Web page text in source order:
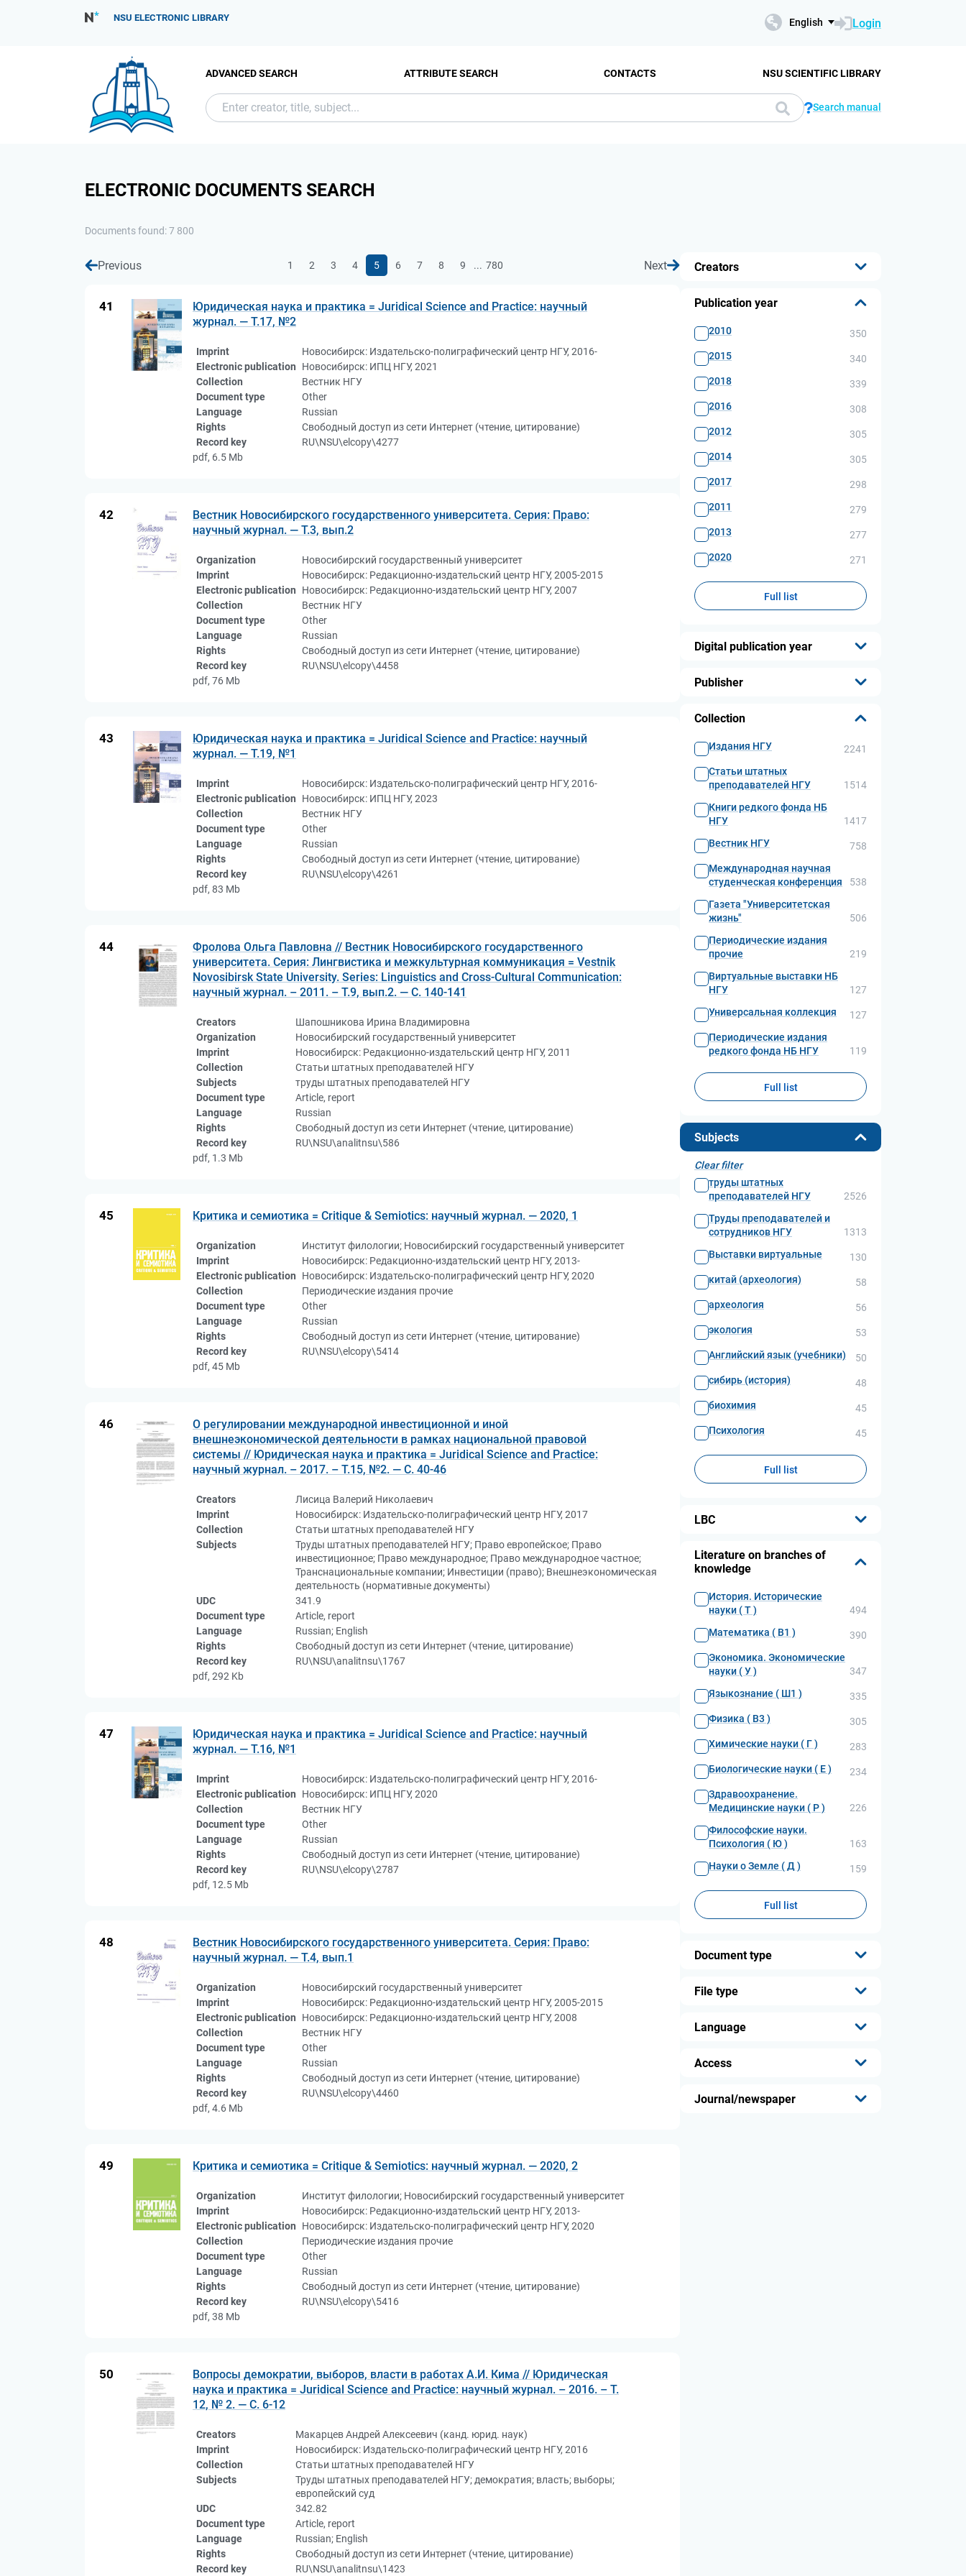
NSU ELECTRONIC LIBRARY English Login
ADVANCED SEARCH ATTRIBUTE SEARCH CONTACTS NSU SCIENTIFIC LIBRARY
Search manual
ELECTRONIC DOCUMENTS SEARCH
Documents found: 7 800
Previous 1 2 3 4 5 6 7 8 9 ... 780 Next
41
Юридическая наука и практика = Juridical Science and Practice: научный
журнал. — Т.17, №2
Imprint
Новосибирск: Издательско-полиграфический центр НГУ, 2016-
Electronic publication
Новосибирск: ИПЦ НГУ, 2021
Collection
Вестник НГУ
Document type
Other
Language
Russian
Rights
Свободный доступ из сети Интернет (чтение, цитирование)
Record key
RU\NSU\elcopy\4277
pdf, 6.5 Mb
42
Вестник Новосибирского государственного университета. Серия: Право:
научный журнал. — Т.3, вып.2
Organization
Новосибирский государственный университет
Imprint
Новосибирск: Редакционно-издательский центр НГУ, 2005-2015
Electronic publication
Новосибирск: Редакционно-издательский центр НГУ, 2007
Collection
Вестник НГУ
Document type
Other
Language
Russian
Rights
Свободный доступ из сети Интернет (чтение, цитирование)
Record key
RU\NSU\elcopy\4458
pdf, 76 Mb
43
Юридическая наука и практика = Juridical Science and Practice: научный
журнал. — Т.19, №1
Imprint
Новосибирск: Издательско-полиграфический центр НГУ, 2016-
Electronic publication
Новосибирск: ИПЦ НГУ, 2023
Collection
Вестник НГУ
Document type
Other
Language
Russian
Rights
Свободный доступ из сети Интернет (чтение, цитирование)
Record key
RU\NSU\elcopy\4261
pdf, 83 Mb
44
Фролова Ольга Павловна // Вестник Новосибирского государственного
университета. Серия: Лингвистика и межкультурная коммуникация = Vestnik
Novosibirsk State University. Series: Linguistics and Cross-Cultural Communication:
научный журнал. – 2011. – Т.9, вып.2. — С. 140-141
Creators
Шапошникова Ирина Владимировна
Organization
Новосибирский государственный университет
Imprint
Новосибирск: Редакционно-издательский центр НГУ, 2011
Collection
Статьи штатных преподавателей НГУ
Subjects
труды штатных преподавателей НГУ
Document type
Article, report
Language
Russian
Rights
Свободный доступ из сети Интернет (чтение, цитирование)
Record key
RU\NSU\analitnsu\586
pdf, 1.3 Mb
45 Критика и семиотика = Critique & Semiotics: научный журнал. — 2020, 1
Organization
Институт филологии; Новосибирский государственный университет
Imprint
Новосибирск: Редакционно-издательский центр НГУ, 2013-
Electronic publication
Новосибирск: Издательско-полиграфический центр НГУ, 2020
Collection
Периодические издания прочие
Document type
Other
Language
Russian
Rights
Свободный доступ из сети Интернет (чтение, цитирование)
Record key
RU\NSU\elcopy\5414
pdf, 45 Mb
46
О регулировании международной инвестиционной и иной
внешнеэкономической деятельности в рамках национальной правовой
системы // Юридическая наука и практика = Juridical Science and Practice:
научный журнал. – 2017. – Т.15, №2. — С. 40-46
Creators
Лисица Валерий Николаевич
Imprint
Новосибирск: Издательско-полиграфический центр НГУ, 2017
Collection
Статьи штатных преподавателей НГУ
Subjects
Труды штатных преподавателей НГУ; Право европейское; Право
инвестиционное; Право международное; Право международное частное;
Транснациональные компании; Инвестиции (право); Внешнеэкономическая
деятельность (нормативные документы)
UDC
341.9
Document type
Article, report
Language
Russian; English
Rights
Свободный доступ из сети Интернет (чтение, цитирование)
Record key
RU\NSU\analitnsu\1767
pdf, 292 Kb
47
Юридическая наука и практика = Juridical Science and Practice: научный
журнал. — Т.16, №1
Imprint
Новосибирск: Издательско-полиграфический центр НГУ, 2016-
Electronic publication
Новосибирск: ИПЦ НГУ, 2020
Collection
Вестник НГУ
Document type
Other
Language
Russian
Rights
Свободный доступ из сети Интернет (чтение, цитирование)
Record key
RU\NSU\elcopy\2787
pdf, 12.5 Mb
48
Вестник Новосибирского государственного университета. Серия: Право:
научный журнал. — Т.4, вып.1
Organization
Новосибирский государственный университет
Imprint
Новосибирск: Редакционно-издательский центр НГУ, 2005-2015
Electronic publication
Новосибирск: Редакционно-издательский центр НГУ, 2008
Collection
Вестник НГУ
Document type
Other
Language
Russian
Rights
Свободный доступ из сети Интернет (чтение, цитирование)
Record key
RU\NSU\elcopy\4460
pdf, 4.6 Mb
49 Критика и семиотика = Critique & Semiotics: научный журнал. — 2020, 2
Organization
Институт филологии; Новосибирский государственный университет
Imprint
Новосибирск: Редакционно-издательский центр НГУ, 2013-
Electronic publication
Новосибирск: Издательско-полиграфический центр НГУ, 2020
Collection
Периодические издания прочие
Document type
Other
Language
Russian
Rights
Свободный доступ из сети Интернет (чтение, цитирование)
Record key
RU\NSU\elcopy\5416
pdf, 38 Mb
50
Вопросы демократии, выборов, власти в работах А.И. Кима // Юридическая
наука и практика = Juridical Science and Practice: научный журнал. – 2016. – Т.
12, № 2. — С. 6-12
Creators
Макарцев Андрей Алексеевич (канд. юрид. наук)
Imprint
Новосибирск: Издательско-полиграфический центр НГУ, 2016
Collection
Статьи штатных преподавателей НГУ
Subjects
Труды штатных преподавателей НГУ; демократия; власть; выборы;
европейский суд
UDC
342.82
Document type
Article, report
Language
Russian; English
Rights
Свободный доступ из сети Интернет (чтение, цитирование)
Record key
RU\NSU\analitnsu\1423
Creators
Publication year
2010
350
2015
340
2018
339
2016
308
2012
305
2014
305
2017
298
2011
279
2013
277
2020
271
Full list
Digital publication year
Publisher
Collection
Издания НГУ
2241
Статьи штатных
преподавателей НГУ
1514
Книги редкого фонда НБ
НГУ
1417
Вестник НГУ
758
Международная научная
студенческая конференция
538
Газета "Университетская
жизнь"
506
Периодические издания
прочие
219
Виртуальные выставки НБ
НГУ
127
Универсальная коллекция
127
Периодические издания
редкого фонда НБ НГУ
119
Full list
Subjects
Clear filter
труды штатных
преподавателей НГУ
2526
Труды преподавателей и
сотрудников НГУ
1313
Выставки виртуальные
130
китай (археология)
58
археология
56
экология
53
Английский язык (учебники)
50
сибирь (история)
48
биохимия
45
Психология
45
Full list
LBC
...
Literature on branches of
knowledge
История. Исторические
науки ( Т )
494
Математика ( В1 )
390
Экономика. Экономические
науки ( У )
347
Языкознание ( Ш1 )
335
Физика ( В3 )
305
Химические науки ( Г )
283
Биологические науки ( Е )
234
Здравоохранение.
Медицинские науки ( Р )
226
Философские науки.
Психология ( Ю )
163
Науки о Земле ( Д )
159
Full list
Document type
File type
Language
Access
Journal/newspaper